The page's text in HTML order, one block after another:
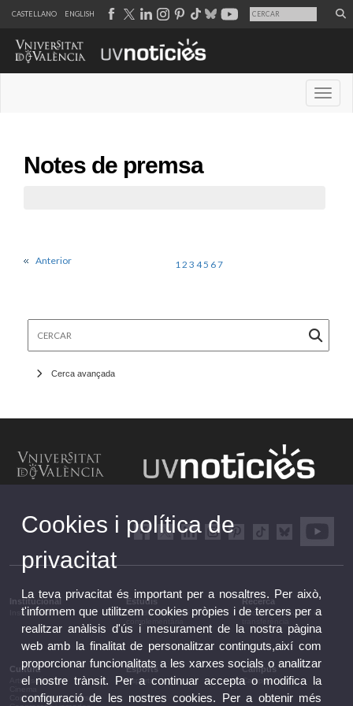
CASTELLANO ENGLISH
Notes de premsa
Anterior 1 2 3 45 67
Cerca avançada
Institucional
Institucional
Estudis
Estudis i formació
Recerca
Recerca, innovació i
Cultura
Arts escèniques
Conferències i debats
Esports
Esports
Campus
Campus
Cookies i política de
privacitat
La teva privacitat és important per a nosaltres. Per això,
t'informem que utilitzem cookies pròpies i de tercers per a
realitzar anàlisis d'ús i mesurament de la nostra pàgina
web amb la finalitat de personalitzar continguts,així com
proporcionar funcionalitats a les xarxes socials o analitzar
el nostre trànsit. Per a continuar accepta o modifica la
configuració de les nostres cookies. Per a obtenir més